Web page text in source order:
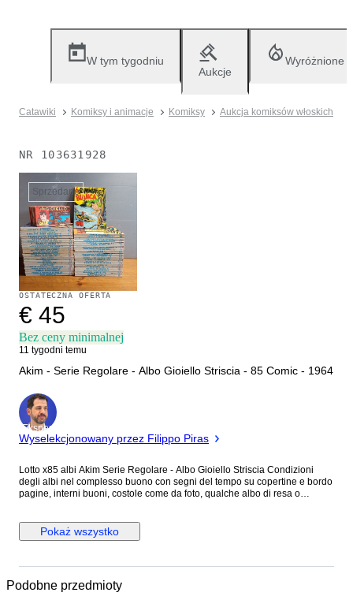
W tym tygodniu
Aukcje
Wyróżnione
Catawiki Komiksy i animacje Komiksy Aukcja komiksów włoskich
NR 103631928
Sprzedane
OSTATECZNA OFERTA
€ 45
Bez ceny minimalnej
11 tygodni temu
Akim - Serie Regolare - Albo Gioiello Striscia - 85 Comic - 1964
Ekspert
Wyselekcjonowany przez Filippo Piras
Lotto x85 albi Akim Serie Regolare - Albo Gioiello Striscia Condizioni
degli albi nel complesso buono con segni del tempo su copertine e bordo
pagine, interni buoni, costole come da foto, qualche albo di resa o
prevalentemente fascia 500/600 come da foto inserite Akim è un
personaggio immaginario dei fumetti ideato da Roberto Renzi e dal
fumetti pubblicate in Italia e in Francia. È uno dei fumetti più longevi e
Pokaż wszystko
Podobne przedmioty